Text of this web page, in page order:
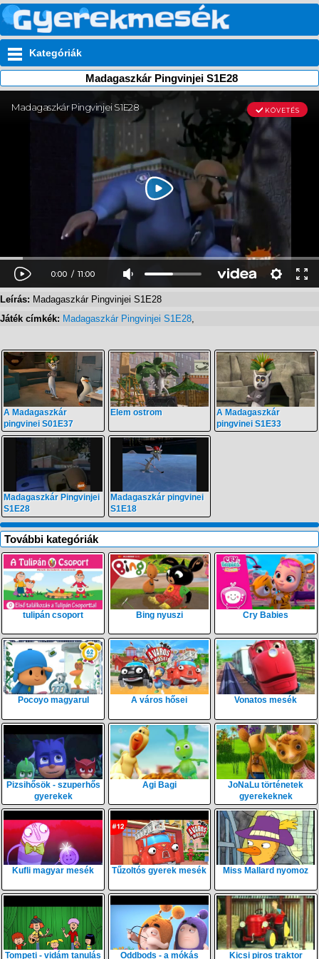
Kategóriák
Madagaszkár Pingvinjei S1E28
Leírás: Madagaszkár Pingvinjei S1E28
Játék címkék: Madagaszkár Pingvinjei S1E28,
A Madagaszkár
pingvinei S01E37
Elem ostrom
A Madagaszkár
pingvinei S1E33
Madagaszkár Pingvinjei
S1E28
Madagaszkár pingvinei
S1E18
További kategóriák
tulipán csoport Bing nyuszi Cry Babies
Pocoyo magyarul A város hősei Vonatos mesék
Pizsihősök - szuperhős
gyerekek
Agi Bagi
JoNaLu történetek
gyerekeknek
Kufli magyar mesék Tűzoltós gyerek mesék Miss Mallard nyomoz
Tompeti - vidám tanulás Oddbods - a mókás Kicsi piros traktor